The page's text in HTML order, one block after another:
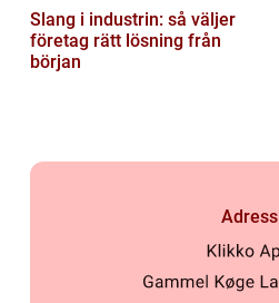
Slang i industrin: så väljer
företag rätt lösning från
början
Adress